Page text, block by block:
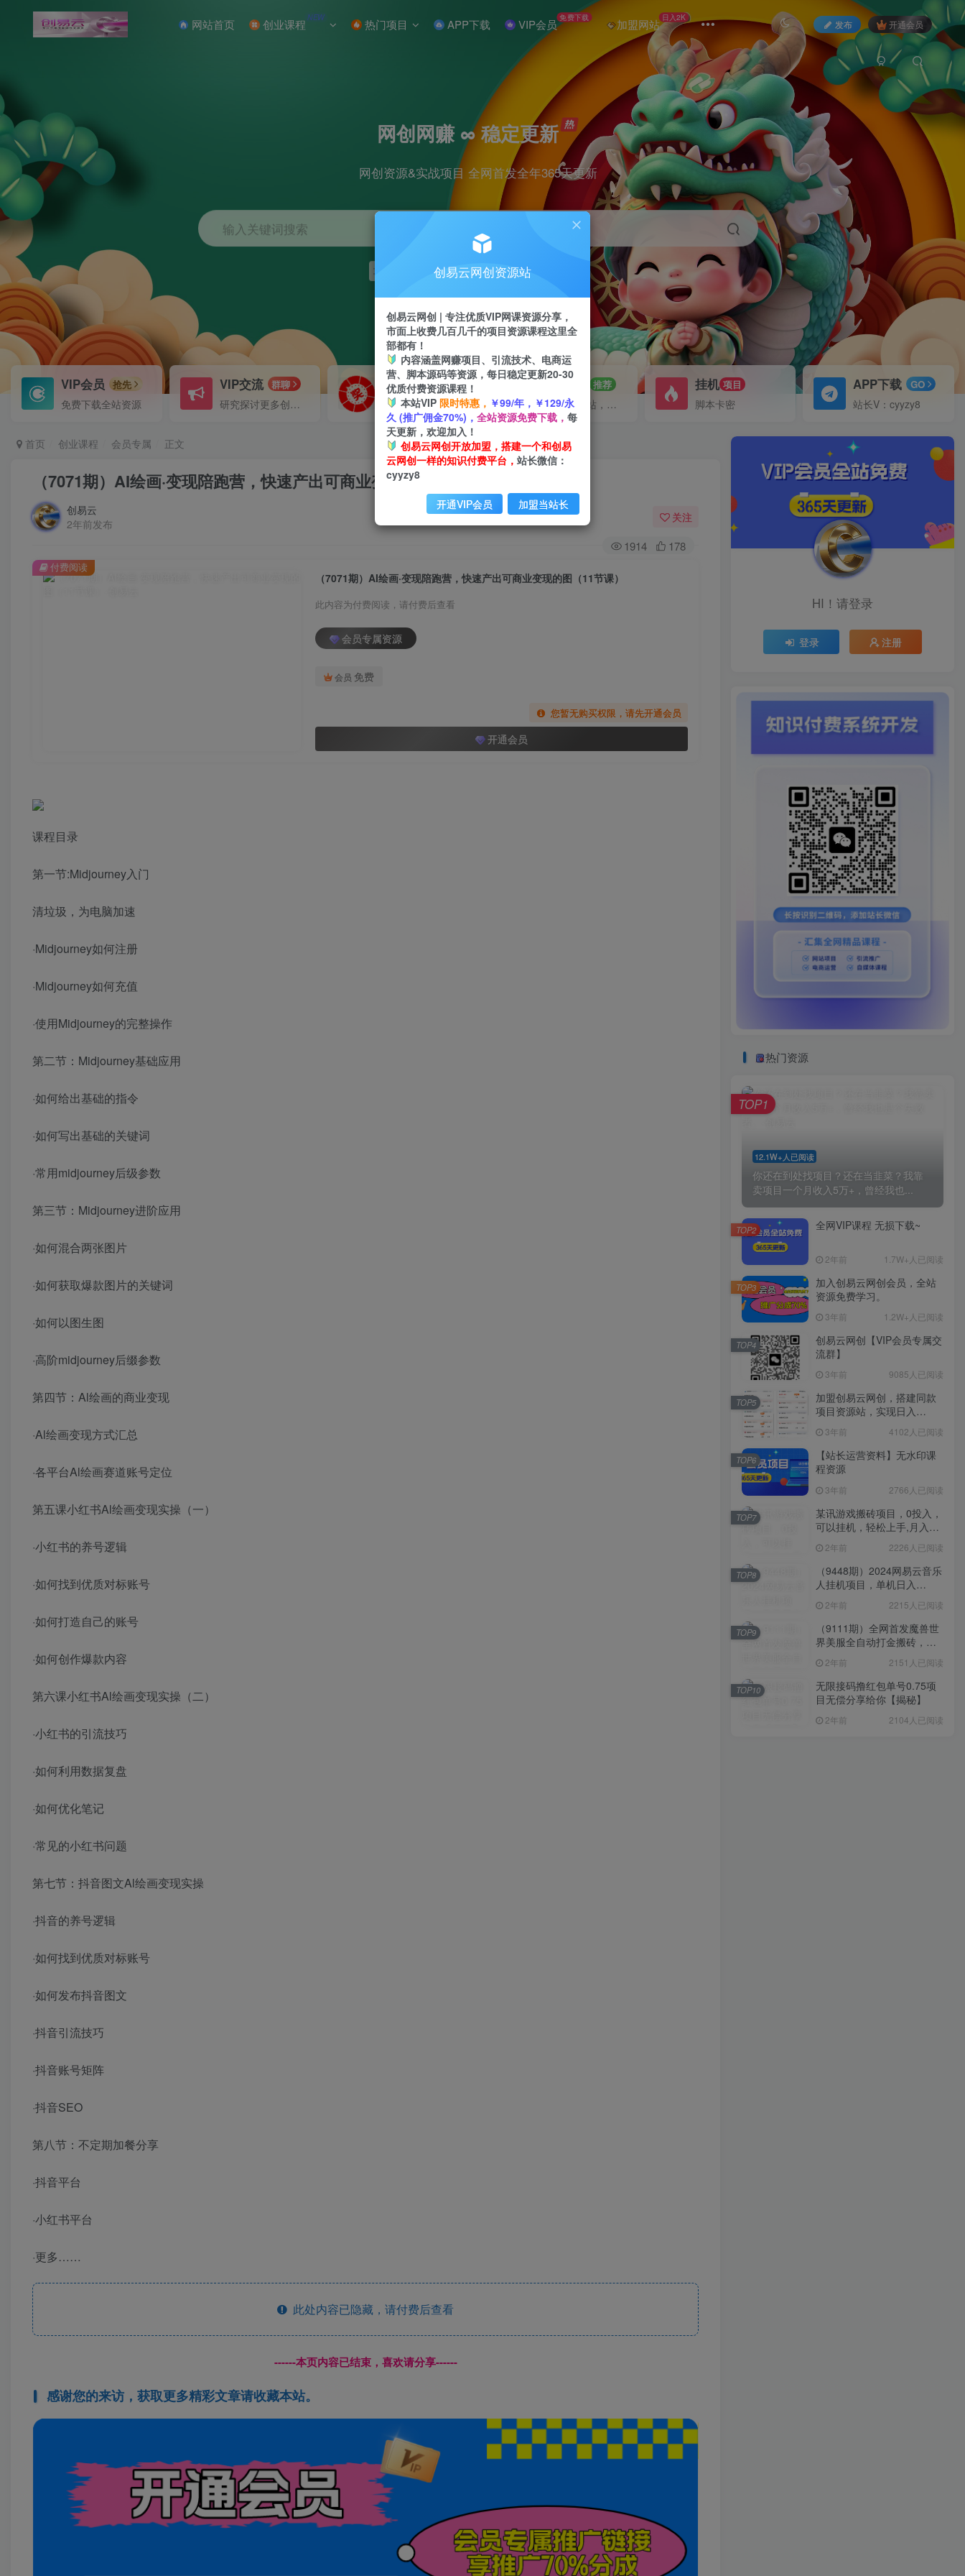
网站首页 创业课程 NEW 热门项目 APP下载 VIP会员 免费下载 加盟网站 日入2K
发布 开通会员
网创网赚 ∞ 稳定更新
网创资源&实战项目 全网首发全年365天更新
输入关键词搜索
项目 引流 短视频 剪辑
VIP会员 抢先
免费下载全站资源
VIP交流 群聊
研究探讨更多创业项目路子。
VIP推广
70%分佣
会员专属推广链接
招募站长 推荐
搭建同款网站，自己当老板
挂机 项目
脚本卡密
APP下载 GO
站长V：cyyzy8
首页 创业课程 会员专属 正文
（7071期）AI绘画·变现陪跑营，快速产出可商业变现的图（11节课）
创易云
2年前发布
关注
1914 178
（7071期）AI绘画·变现陪跑营，快速产出可商业变现的图（11节课）
此内容为付费阅读，请付费后查看
会员专属资源
会员 免费
您暂无购买权限，请先开通会员
开通会员
付费阅读
课程目录
第一节:Midjourney入门
清垃圾，为电脑加速
·Midjourney如何注册
·Midjourney如何充值
·使用Midjourney的完整操作
第二节：Midjourney基础应用
·如何给出基础的指令
·如何写出基础的关键词
·常用midjourney后级参数
第三节：Midjourney进阶应用
·如何混合两张图片
·如何获取爆款图片的关键词
·如何以图生图
·高阶midjourney后缀参数
第四节：Al绘画的商业变现
·Al绘画变现方式汇总
·各平台Al绘画赛道账号定位
第五课小红书Al绘画变现实操（一）
·小红书的养号逻辑
·如何找到优质对标账号
·如何打造自己的账号
·如何创作爆款内容
第六课小红书Al绘画变现实操（二）
·小红书的引流技巧
·如何利用数据复盘
·如何优化笔记
·常见的小红书问题
第七节：抖音图文Al绘画变现实操
·抖音的养号逻辑
·如何找到优质对标账号
·如何发布抖音图文
·抖音引流技巧
·抖音账号矩阵
·抖音SEO
第八节：不定期加餐分享
·抖音平台
·小红书平台
·更多……
此处内容已隐藏，请付费后查看
------本页内容已结束，喜欢请分享------
感谢您的来访，获取更多精彩文章请收藏本站。
HI！请登录
登录 注册
热门资源
12.1W+人已阅读
你还在到处找项目？还在当韭菜？我靠
卖项目一个月收入5万+，曾经我也...
TOP1
全网VIP课程 无损下载~
2年前 1.7W+人已阅读
TOP2
加入创易云网创会员，全站
资源免费学习。
3年前 1.2W+人已阅读
TOP3
创易云网创【VIP会员专属交
流群】
3年前 9085人已阅读
TOP4
加盟创易云网创，搭建同款
项目资源站，实现日入
3年前 4102人已阅读
TOP5
【站长运营资料】无水印课
程资源
3年前 2766人已阅读
TOP6
某讯游戏搬砖项目，0投入，
可以挂机，轻松上手,月入
2年前 2226人已阅读
TOP7
（9448期）2024网易云音乐
人挂机项目，单机日入
2年前 2215人已阅读
TOP8
（9111期）全网首发魔兽世
界美服全自动打金搬砖，日
姆级教学
2年前 2151人已阅读
TOP9
无限接码撸红包单号0.75项
目无偿分享给你【揭秘】
2年前 2104人已阅读
TOP10
创易云网创资源站
创易云网创 | 专注优质VIP网课资源分享，
市面上收费几百几千的项目资源课程这里全
部都有！
内容涵盖网赚项目、引流技术、电商运
营、脚本源码等资源，每日稳定更新20-30
优质付费资源课程！
本站VIP 限时特惠， ￥99/年，￥129/永
久 (推广佣金70%)， 全站资源免费下载， 每
天更新，欢迎加入！
创易云网创开放加盟，搭建一个和创易
云网创一样的知识付费平台， 站长微信：
cyyzy8
开通VIP会员 加盟当站长